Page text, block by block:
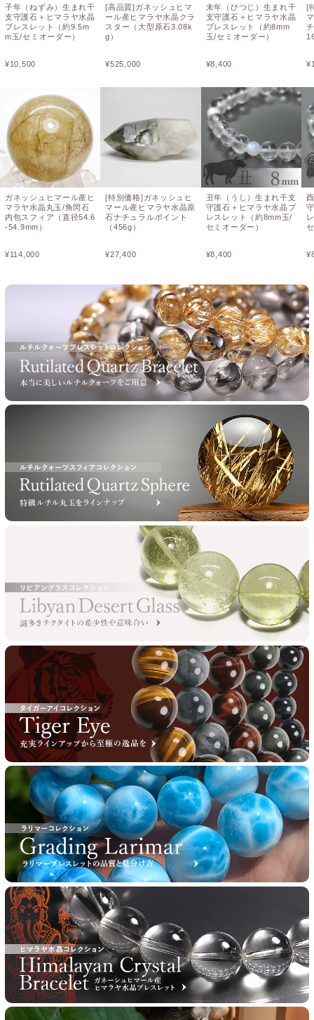
子年（ねずみ）生まれ干
支守護石＋ヒマラヤ水晶
ブレスレット（約9.5m
m玉/セミオーダー）
¥10,500
ガネッシュヒマール産ヒ
マラヤ水晶丸玉/角閃石
内包スフィア（直径54.6
-54.9mm）
¥114,000
[高品質]ガネッシュヒマ
ール産ヒマラヤ水晶クラ
スター（大型原石3.08k
g）
¥525,000
[特別価格]ガネッシュヒ
マール産ヒマラヤ水晶原
石ナチュラルポイント
（456g）
¥27,400
未年（ひつじ）生まれ干
支守護石＋ヒマラヤ水晶
ブレスレット（約8mm
玉/セミオーダー）
¥8,400
丑年（うし）生まれ干支
守護石＋ヒマラヤ水晶ブ
レスレット（約8mm玉/
セミオーダー）
¥8,400
[
¥
¥